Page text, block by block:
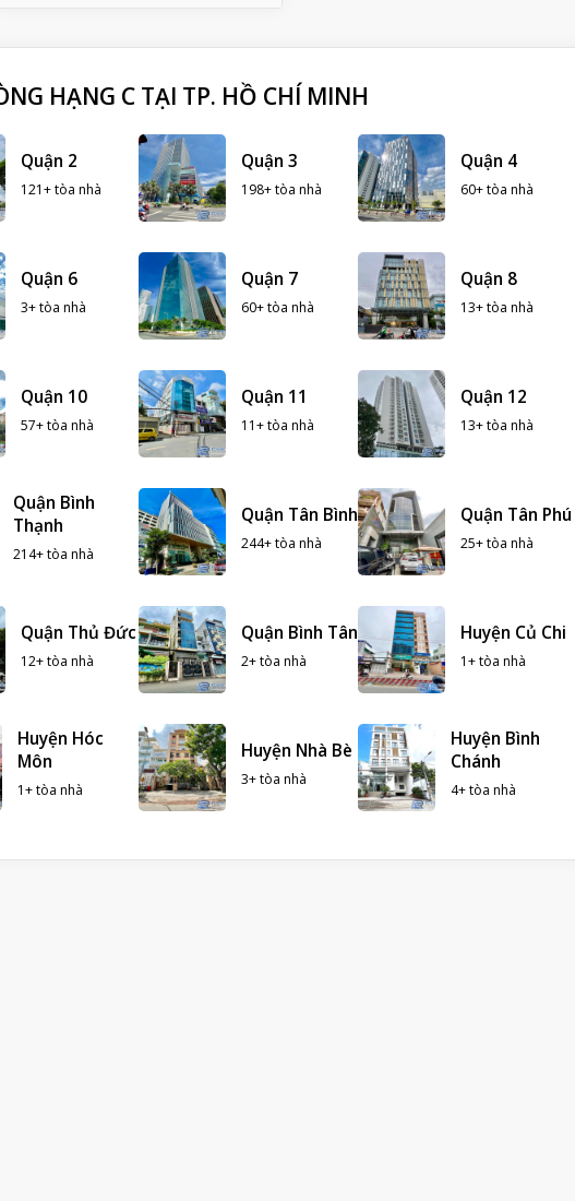
HẠNG C TẠI TP. HỒ CHÍ MINH
Quận 2
121+ tòa nhà
Quận 3
198+ tòa nhà
Quận 4
60+ tòa nhà
Quận 6
3+ tòa nhà
Quận 7
60+ tòa nhà
Quận 8
13+ tòa nhà
Quận 10
57+ tòa nhà
Quận 11
11+ tòa nhà
Quận 12
13+ tòa nhà
Quận Bình
Thạnh
214+ tòa nhà
Quận Tân Bình
244+ tòa nhà
Quận Tân Phú
25+ tòa nhà
Quận Thủ Đức
12+ tòa nhà
Quận Bình Tân
2+ tòa nhà
Huyện Củ Chi
1+ tòa nhà
Huyện Hóc
Môn
1+ tòa nhà
Huyện Nhà Bè
3+ tòa nhà
Huyện Bình
Chánh
4+ tòa nhà